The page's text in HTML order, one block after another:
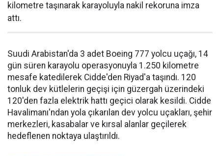
kilometre taşınarak karayoluyla nakil rekoruna imza
attı.
Suudi Arabistan'da 3 adet Boeing 777 yolcu uçağı, 14
gün süren karayolu operasyonuyla 1.250 kilometre
mesafe katedilerek Cidde'den Riyad'a taşındı. 120
tonluk dev kütlelerin geçişi için güzergah üzerindeki
120'den fazla elektrik hattı geçici olarak kesildi. Cidde
Havalimanı'ndan yola çıkarılan dev yolcu uçakları, şehir
merkezleri, kasabalar ve kırsal alanlar geçilerek
hedeflenen noktaya ulaştırıldı.